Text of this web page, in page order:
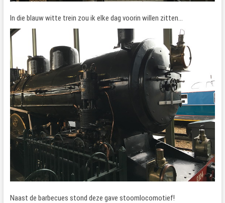
In die blauw witte trein zou ik elke dag voorin willen zitten…
Naast de barbecues stond deze gave stoomlocomotief!